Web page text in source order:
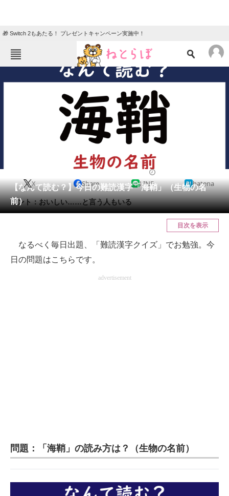
🎁 Switch 2もあたる！ プレゼントキャンペーン実施中！
ねとらぼメニュー
TOP ニュース
クイズ
地域
教育・育児
リサーチ
会員記事
メディア
ITの今と未来を見通す
ITエンジニア向け専門サイト
企業向けIT製品の総合サイト
IT製品の技術・比較・事例
【なんて読む？】今日の難読漢字「海鞘」（生物の名
前）
X Share LINE hatena
ヒント：おいしい……と言う人もいる
目次を表示
なるべく毎日出題、「難読漢字クイズ」でお勉強。今
日の問題はこちらです。
advertisement
問題：「海鞘」の読み方は？（生物の名前）